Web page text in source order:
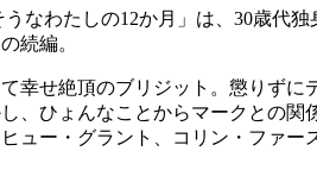
なわたしの12か月」は、30歳代
続編。
幸せ絶頂のブリジット。懲りずに
、ひょんなことからマークとの
ュー・グラント、コリン・ファー